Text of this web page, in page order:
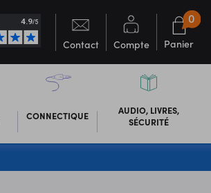
Contact Compte Panier
0
CONNECTIQUE
AUDIO, LIVRES,
SÉCURITÉ